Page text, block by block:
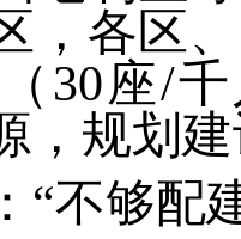
，各区
30座/
，规划
“不够配